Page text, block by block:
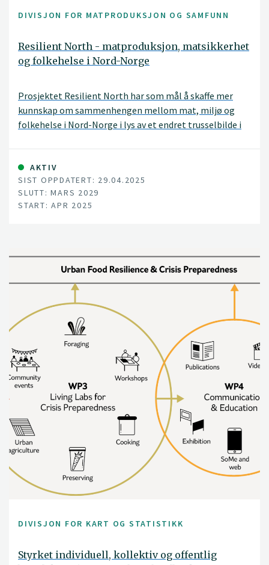
DIVISJON FOR MATPRODUKSJON OG SAMFUNN
Resilient North - matproduksjon, matsikkerhet
og folkehelse i Nord-Norge
Prosjektet Resilient North har som mål å skaffe mer
kunnskap om sammenhengen mellom mat, miljø og
folkehelse i Nord-Norge i lys av et endret trusselbilde i
landsdelen og Norge blir bedre rustet til å håndtere
ulike situasjoner og endringer som kan oppstå.
AKTIV
SIST OPPDATERT: 29.04.2025
SLUTT: MARS 2029
START: APR 2025
DIVISJON FOR KART OG STATISTIKK
Styrket individuell, kollektiv og offentlig